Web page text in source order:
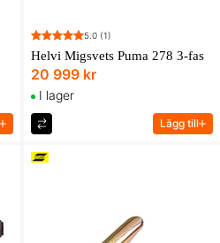
5.0 (1)
Helvi Migsvets Puma 278 3-fas
20 999 kr
I lager
Lägg till